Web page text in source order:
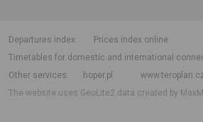
departures index
Prices index online
Timetables for domestic and international
Other services
hoper.pl
The website uses GeoLite2 data created by